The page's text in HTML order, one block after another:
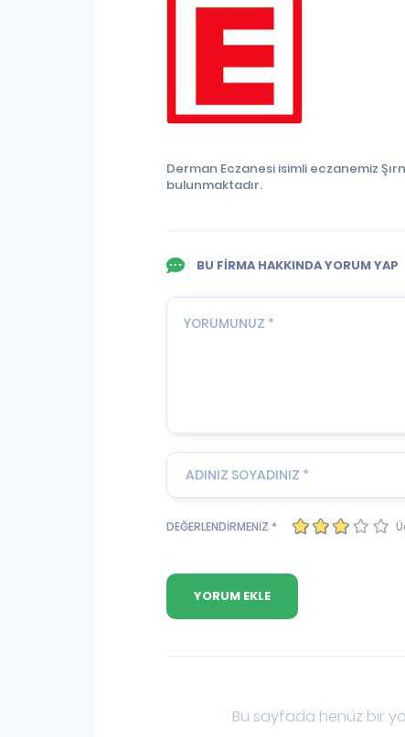
Derman Eczanesi isimli eczanemiz
bulunmaktadır.
BU FİRMA HAKKINDA YORUM YAP
DEĞERLENDİRMENİZ *
Bu sayfada henüz bir